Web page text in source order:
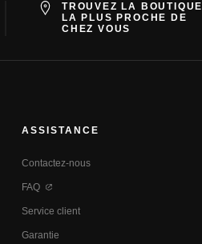
TROUVEZ LA BOUTIQUE
LA PLUS PROCHE DE
CHEZ VOUS
ASSISTANCE
Contactez-nous
FAQ
Service client
Garantie